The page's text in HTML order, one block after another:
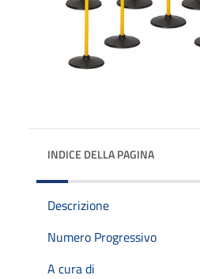
INDICE DELLA PAGINA
Descrizione
Numero Progressivo
A cura di